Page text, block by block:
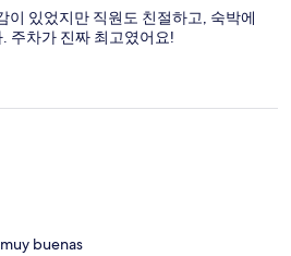
이 있었지만 직원도 친절하고, 숙박에
주차가 진짜 최고였어요!
buenas